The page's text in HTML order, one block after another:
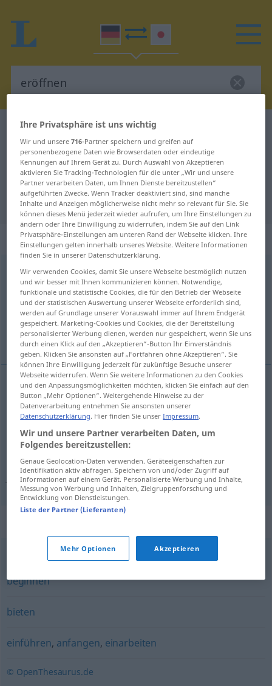
Deutsch-Japanisch Wörterbuch
Deutsch-Japanisch Übersetzung
für "eröffnen"
"eröffnen" Japanisch Übersetzung
„eröffnen“
eröffnen
Übersicht aller Übersetzungen
(Für mehr Details die Übersetzung anklicken/antippen)
開く, 開業する, 開会を告げる
開く[hiraku] eröffnen
開業する [kaigyō suru] eröffnen Praxis
開会を告げる [kaikai o tsugeru]
eröffnen
feierlich
aufnehmen (Gespräche, Verhandlungen, die Arbeit)
beginnen
bieten
einführen, anfangen, einarbeiten
© OpenThesaurus.de
Ihre Privatsphäre ist uns wichtig
Wir und unsere716-Partner speichern und greifen auf
personenbezogene Daten wie Browserdaten oder eindeutige
Kennungen auf Ihrem Gerät zu. Durch Auswahl von Akzeptieren
aktivieren Sie Tracking-Technologien für die unter „Wir und unsere
Partner verarbeiten Daten, um Ihnen Dienste bereitzustellen“
aufgeführten Zwecke. Wenn Tracker deaktiviert sind, sind manche
Inhalte und Anzeigen möglicherweise nicht mehr so relevant für Sie. Sie
können dieses Menü jederzeit wieder aufrufen, um Ihre Einstellungen zu
ändern oder Ihre Einwilligung zu widerrufen, indem Sie auf den Link
Privatsphäre-Einstellungen am unteren Rand der Webseite klicken. Ihre
Einstellungen gelten innerhalb unseres Website. Weitere Informationen
finden Sie in unserer Datenschutzerklärung.
Wir verwenden Cookies, damit Sie unsere Webseite bestmöglich nutzen
und wir besser mit Ihnen kommunizieren können. Notwendige,
funktionale und statistische Cookies, die für den Betrieb der Webseite
und der statistischen Auswertung unserer Webseite erforderlich sind,
werden auf Grundlage unserer Vorauswahl immer auf Ihrem Endgerät
gespeichert. Marketing-Cookies und Cookies, die der Bereitstellung
personalisierter Werbung dienen, werden nur gespeichert, wenn Sie uns
durch einen Klick auf den „Akzeptieren“-Button Ihr Einverständnis
geben. Klicken Sie ansonsten auf „Fortfahren ohne Akzeptieren“. Sie
können Ihre Einwilligung jederzeit für zukünftige Besuche unserer
Webseite widerrufen. Wenn Sie weitere Informationen zu den Cookies
und den Anpassungsmöglichkeiten möchten, klicken Sie einfach auf den
Button „Mehr Optionen“. Weitergehende Hinweise zu der
Datenverarbeitung entnehmen Sie ansonsten unserer
Datenschutzerklärung. Hier finden Sie unserImpressum.
Wir und unsere Partner verarbeiten Daten, um
Folgendes bereitzustellen:
Genaue Geolocation-Daten verwenden. Geräteeigenschaften zur
Identifikation aktiv abfragen. Speichern von und/oder Zugriff auf
Informationen auf einem Gerät. Personalisierte Werbung und Inhalte,
Messung von Werbung und Inhalten, Zielgruppenforschung und
Entwicklung von Dienstleistungen.
Liste der Partner (Lieferanten)
Mehr Optionen Akzeptieren